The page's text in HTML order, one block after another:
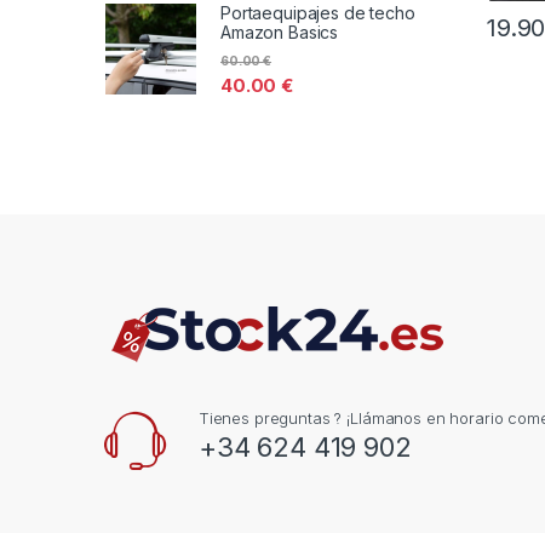
Portaequipajes de techo
Amazon Basics
40.00€
60.00€
Tienes preguntas ? ¡Llámanos en horario
+34 624 419 902